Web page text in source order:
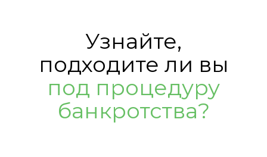
Узнайте,
подходите ли вы
под процедуру
банкротства?